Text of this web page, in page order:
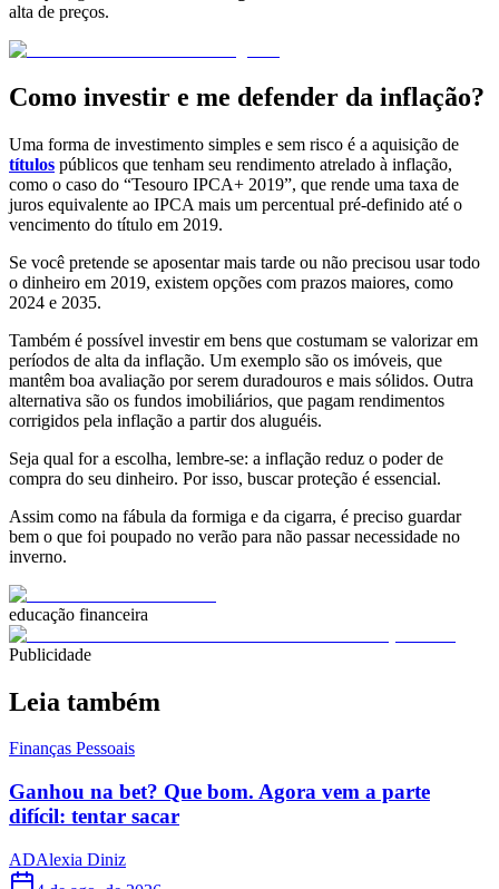
alta de preços.
Como investir e me defender da inflação?
Uma forma de investimento simples e sem risco é a aquisição de
títulos públicos que tenham seu rendimento atrelado à inflação,
como o caso do “Tesouro IPCA+ 2019”, que rende uma taxa de
juros equivalente ao IPCA mais um percentual pré-definido até o
vencimento do título em 2019.
Se você pretende se aposentar mais tarde ou não precisou usar todo
o dinheiro em 2019, existem opções com prazos maiores, como
2024 e 2035.
Também é possível investir em bens que costumam se valorizar em
períodos de alta da inflação. Um exemplo são os imóveis, que
mantêm boa avaliação por serem duradouros e mais sólidos. Outra
alternativa são os fundos imobiliários, que pagam rendimentos
corrigidos pela inflação a partir dos aluguéis.
Seja qual for a escolha, lembre-se: a inflação reduz o poder de
compra do seu dinheiro. Por isso, buscar proteção é essencial.
Assim como na fábula da formiga e da cigarra, é preciso guardar
bem o que foi poupado no verão para não passar necessidade no
inverno.
educação financeira
Publicidade
Leia também
Finanças Pessoais
Ganhou na bet? Que bom. Agora vem a parte
difícil: tentar sacar
ADAlexia Diniz